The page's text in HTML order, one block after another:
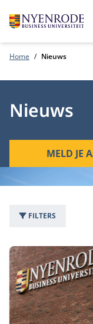
Home Nieuws
Nieuws
MELD JE
1542
FILTERS